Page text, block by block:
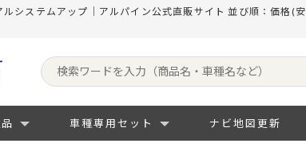
システムアップ｜アルパイン公式直販サイト 並び順：価格(安
車種専用セット ナビ地図更新